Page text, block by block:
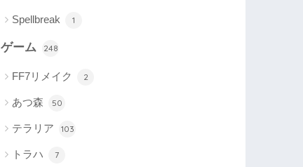
Spellbreak 1
ゲーム 248
FF7リメイク 2
あつ森 50
テラリア 103
トラハ 7